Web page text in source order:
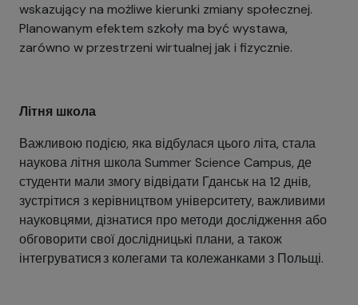
wskazujący na możliwe kierunki zmiany społecznej.
Planowanym efektem szkoły ma być wystawa,
zarówno w przestrzeni wirtualnej jak i fizycznie.
Літня школа
Важливою подією, яка відбулася цього літа, стала
наукова літня школа Summer Science Campus, де
студенти мали змогу відвідати Гданськ на 12 днів,
зустрітися з керівництвом університету, важливими
науковцями, дізнатися про методи дослідження або
обговорити свої дослідницькі плани, а також
інтегруватися з колегами та колежанками з Польщі.